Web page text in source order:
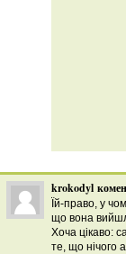
krokodyl
Їй-право, у
що вона
Хоча цікаво:
те, що нічого